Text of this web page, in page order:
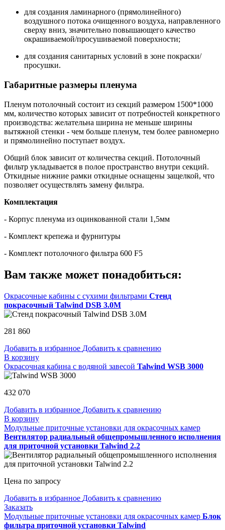
для создания ламинарного (прямолинейного)
воздушного потока очищенного воздуха, направленного
сверху вниз, значительно повышающего качество
окрашиваемой/просушиваемой поверхности;
для создания санитарных условий в зоне покраски/
просушки.
Габаритные размеры пленума
Пленум потолочный состоит из секций размером 1500*1000
мм, количество которых зависит от потребностей конкретного
производства: желательна ширина не меньше ширины
вытяжной стенки - чем больше пленум, тем более равномерно
и прямолинейно поступает воздух.
Общий блок зависит от количества секций. Потолочный
фильтр укладывается в полое пространство внутри секций.
Откидные нижние рамки откидные оснащены защелкой, что
позволяет осуществлять замену фильтра.
Комплектация
- Корпус пленума из оцинкованной стали 1,5мм
- Комплект крепежа и фурнитуры
- Комплект потолочного фильтра 600 F5
Вам также может понадобиться:
Окрасочные кабины с сухими фильтрами Стенд
покрасочный Talwind DSB 3.0M
281 860
Добавить в избранное Добавить к сравнению
В корзину
Окрасочная кабина с водяной завесой Talwind WSB 3000
432 070
Добавить в избранное Добавить к сравнению
В корзину
Модульные приточные установки для окрасочных камер
Вентилятор радиальный общепромышленного исполнения
для приточной установки Talwind 2.2
Цена по запросу
Добавить в избранное Добавить к сравнению
Заказать
Модульные приточные установки для окрасочных камер Блок
фильтра приточной установки Talwind